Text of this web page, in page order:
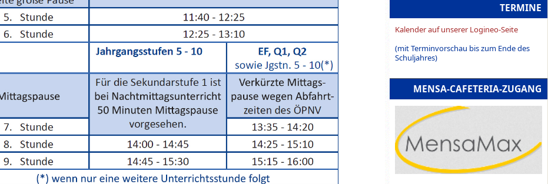
TERMINE
Kalender auf unserer Logineo-Seite
(mit Terminvorschau bis zum Ende des
Schuljahres)
MENSA-CAFETERIA-ZUGANG